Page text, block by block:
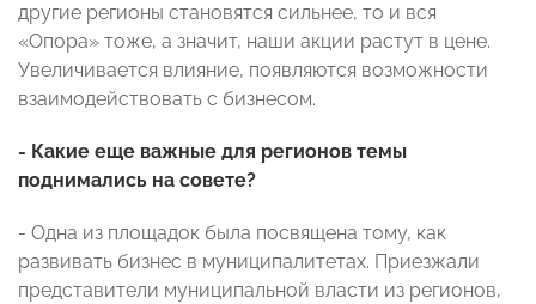
другие регионы становятся сильнее, то и вся
«Опора» тоже, а значит, наши акции растут в цене.
Увеличивается влияние, появляются возможности
взаимодействовать с бизнесом.
- Какие еще важные для регионов темы
поднимались на совете?
- Одна из площадок была посвящена тому, как
развивать бизнес в муниципалитетах. Приезжали
представители муниципальной власти из регионов,